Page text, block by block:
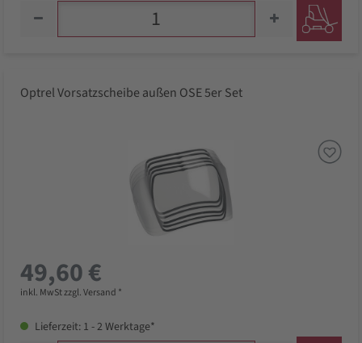
Optrel Vorsatzscheibe außen OSE 5er Set
49,60 €
inkl. MwSt zzgl. Versand *
Lieferzeit: 1 - 2 Werktage*